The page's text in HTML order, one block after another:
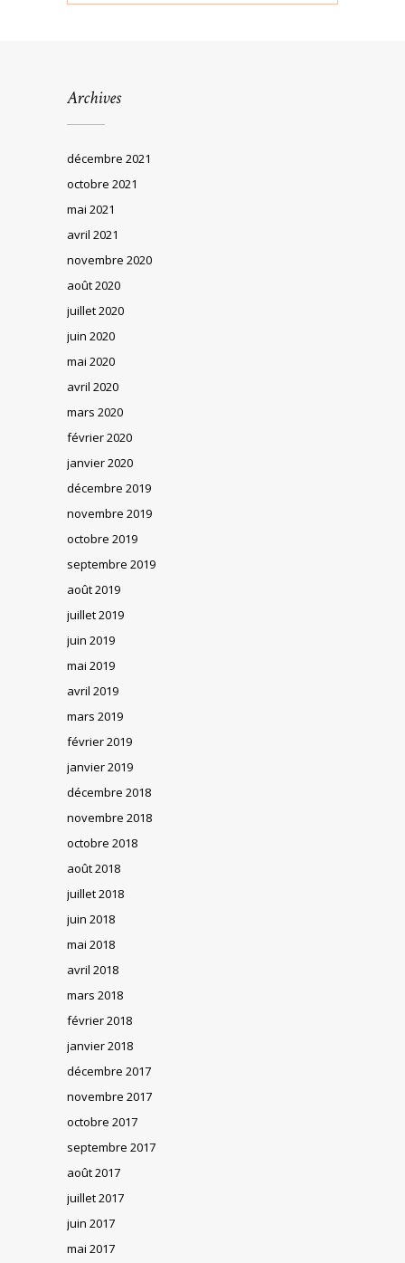
Archives
décembre 2021
octobre 2021
mai 2021
avril 2021
novembre 2020
août 2020
juillet 2020
juin 2020
mai 2020
avril 2020
mars 2020
février 2020
janvier 2020
décembre 2019
novembre 2019
octobre 2019
septembre 2019
août 2019
juillet 2019
juin 2019
mai 2019
avril 2019
mars 2019
février 2019
janvier 2019
décembre 2018
novembre 2018
octobre 2018
août 2018
juillet 2018
juin 2018
mai 2018
avril 2018
mars 2018
février 2018
janvier 2018
décembre 2017
novembre 2017
octobre 2017
septembre 2017
août 2017
juillet 2017
juin 2017
mai 2017